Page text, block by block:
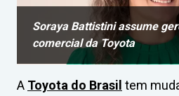
Soraya Battistini assume
comercial da Toyota
A Toyota do Brasil tem